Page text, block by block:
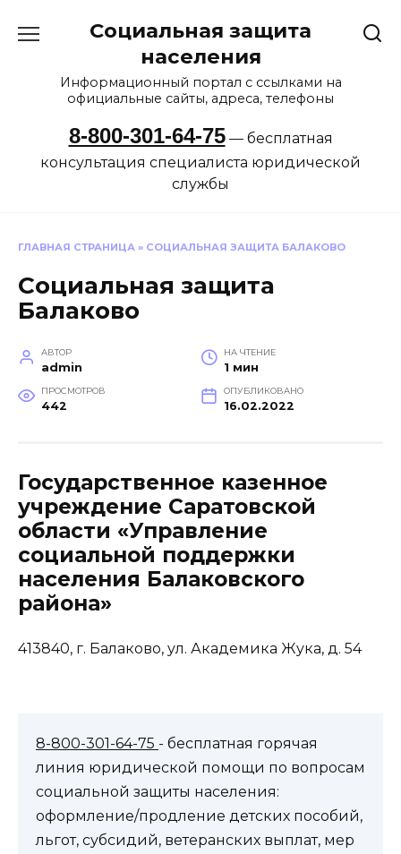
Социальная защита
населения
Информационный портал с ссылками на
официальные сайты, адреса, телефоны
8-800-301-64-75— бесплатная
консультация специалиста юридической
службы
ГЛАВНАЯ СТРАНИЦА » СОЦИАЛЬНАЯ ЗАЩИТА БАЛАКОВО
Социальная защита
Балаково
АВТОР
admin
НА ЧТЕНИЕ
1 мин
ПРОСМОТРОВ
442
ОПУБЛИКОВАНО
16.02.2022
Государственное казенное
учреждение Саратовской
области «Управление
социальной поддержки
населения Балаковского
района»
413840, г. Балаково, ул. Академика Жука, д. 54
8-800-301-64-75 - бесплатная горячая
линия юридической помощи по вопросам
социальной защиты населения:
оформление/продление детских пособий,
льгот, субсидий, ветеранских выплат, мер